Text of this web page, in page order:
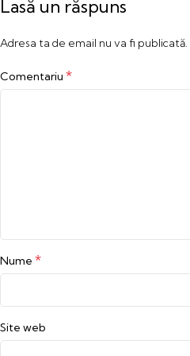
Lasă un răspuns
Adresa ta de email nu va fi publicată.
Comentariu *
Nume *
Site web